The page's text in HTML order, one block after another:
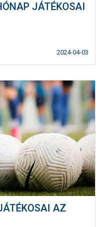
JÁTÉKOSAI
2024-04-03
AZ